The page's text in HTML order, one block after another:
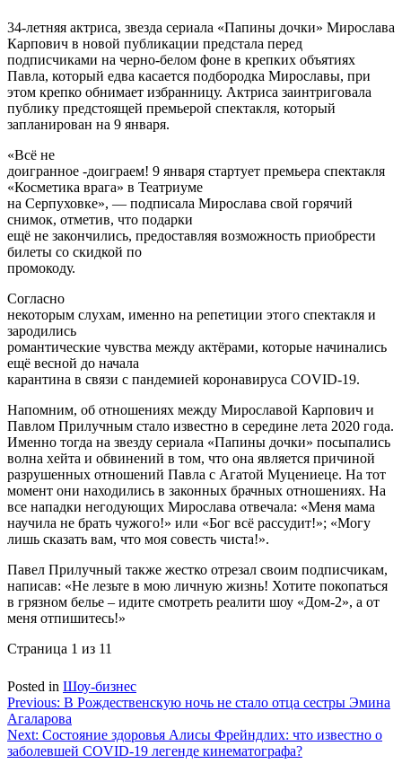
34-летняя актриса, звезда сериала «Папины дочки» Мирослава
Карпович в новой публикации предстала перед
подписчиками на черно-белом фоне в крепких объятиях
Павла, который едва касается подбородка Мирославы, при
этом крепко обнимает избранницу. Актриса заинтриговала
публику предстоящей премьерой спектакля, который
запланирован на 9 января.
«Всё не
доигранное -доиграем! 9 января стартует премьера спектакля
«Косметика врага» в Театриуме
на Серпуховке», — подписала Мирослава свой горячий
снимок, отметив, что подарки
ещё не закончились, предоставляя возможность приобрести
билеты со скидкой по
промокоду.
Согласно
некоторым слухам, именно на репетиции этого спектакля и
зародились
романтические чувства между актёрами, которые начинались
ещё весной до начала
карантина в связи с пандемией коронавируса COVID-19.
Напомним, об отношениях между Мирославой Карпович и
Павлом Прилучным стало известно в середине лета 2020 года.
Именно тогда на звезду сериала «Папины дочки» посыпались
волна хейта и обвинений в том, что она является причиной
разрушенных отношений Павла с Агатой Муцениеце. На тот
момент они находились в законных брачных отношениях. На
все нападки негодующих Мирослава отвечала: «Меня мама
научила не брать чужого!» или «Бог всё рассудит!»; «Могу
лишь сказать вам, что моя совесть чиста!».
Павел Прилучный также жестко отрезал своим подписчикам,
написав: «Не лезьте в мою личную жизнь! Хотите покопаться
в грязном белье – идите смотреть реалити шоу «Дом-2», а от
меня отпишитесь!»
Страница 1 из 11
Posted in Шоу-бизнес
Навигация
по
записям
Previous: В Рождественскую ночь не стало отца сестры Эмина
Агаларова
Next: Состояние здоровья Алисы Фрейндлих: что известно о
заболевшей COVID-19 легенде кинематографа?